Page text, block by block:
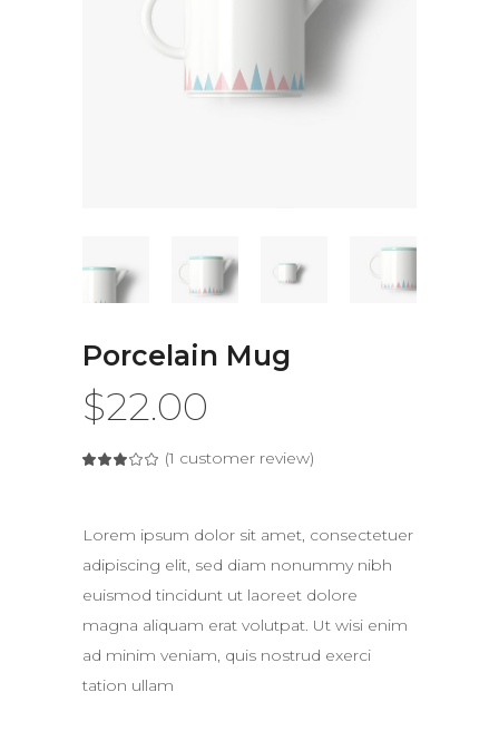
Porcelain Mug
$22.00
Rated
on
1
rating
(1 customer review)
Lorem ipsum dolor sit amet, consectetuer
adipiscing elit, sed diam nonummy nibh
euismod tincidunt ut laoreet dolore
magna aliquam erat volutpat. Ut wisi enim
ad minim veniam, quis nostrud exerci
tation ullam